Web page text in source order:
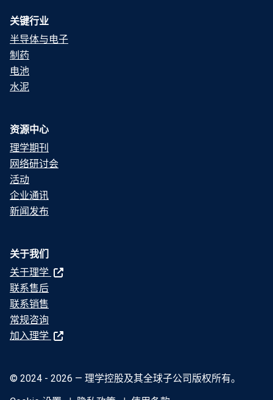
关键行业
半导体与电子
制药
电池
水泥
资源中心
理学期刊
网络研讨会
活动
企业通讯
新闻发布
关于我们
关于理学
联系售后
联系销售
常规咨询
加入理学
© 2024 - 2026 — 理学控股及其全球子公司版权所有。